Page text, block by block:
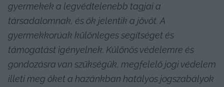
gyermekek a legvédtelenebb tagjai a
társadalomnak, és ők jelentik a jövőt. A
gyermekkorúak különleges segítséget és
támogatást igényelnek. Különös védelemre és
gondozásra van szükségük, megfelelő jogi védelem
illeti meg őket a hazánkban hatályos jogszabályok